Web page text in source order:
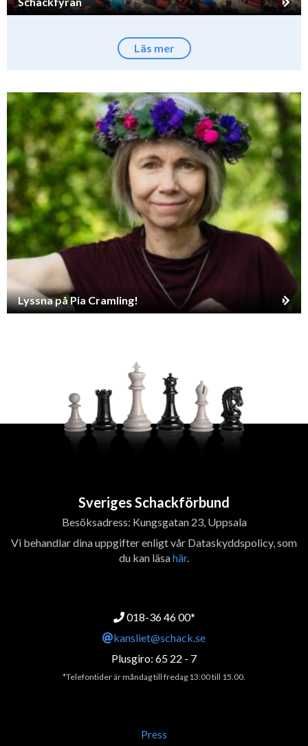
Läs mer
Lyssna på Pia Cramling!
Sveriges Schackförbund
Besöksadress: Kungsgatan 23, Uppsala
Vi behandlar dina uppgifter enligt vår Dataskyddspolicy, som
du kan läsahär.
018-36 46 00*
kansliet@schack.se
Plusgiro: 65 22 - 7
*Telefontider är måndag till fredag 13:00 till 15.00.
Press